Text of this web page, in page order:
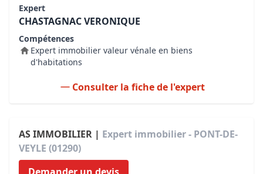
Expert
CHASTAGNAC VERONIQUE
Compétences
Expert immobilier valeur vénale en biens
d'habitations
Consulter la fiche de l'expert
AS IMMOBILIER | Expert immobilier - PONT-DE-
VEYLE (01290)